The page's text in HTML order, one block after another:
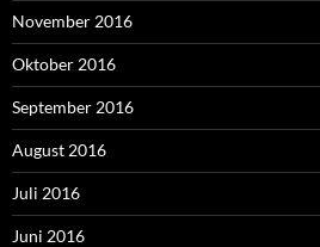
November 2016
Oktober 2016
September 2016
August 2016
Juli 2016
Juni 2016